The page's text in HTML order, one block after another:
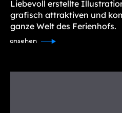
Liebevoll erstellte
grafisch attraktiven und
ganze Welt des Ferienhofs.
ansehen